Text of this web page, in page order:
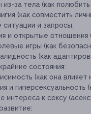
за тела (как
(как совместить
и запросы:
и открытые отношения
игры (как
(как
состояния:
(как она влияет
и гиперсексуальность
интереса к сексу